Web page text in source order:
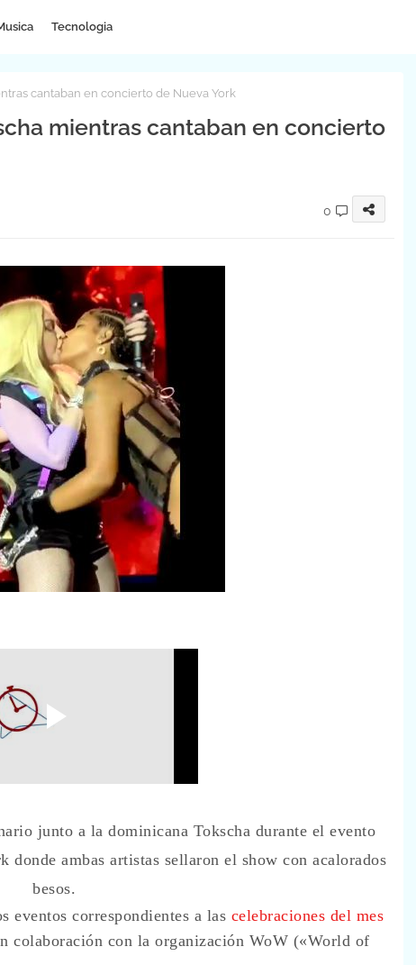
Tecnologia
cantaban en concierto de Nueva York
mientras cantaban en concierto
0
junto a la dominicana Tokscha durante el evento
donde ambas artistas sellaron el show con acalorados
besos.
eventos correspondientes a las celebraciones del mes
colaboración con la organización WoW («World of